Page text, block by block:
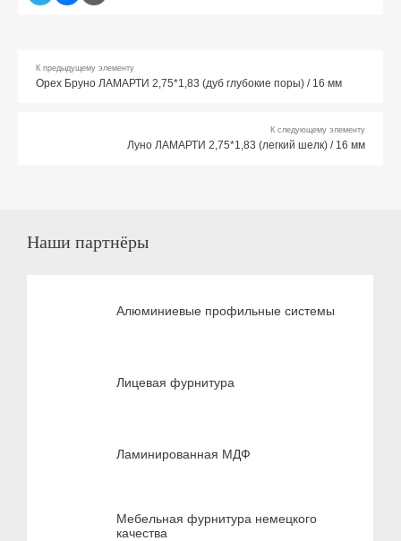
К предыдущему элементу
Орех Бруно ЛАМАРТИ 2,75*1,83 (дуб глубокие поры) / 16 мм
К следующему элементу
Луно ЛАМАРТИ 2,75*1,83 (легкий шелк) / 16 мм
Наши партнёры
Алюминиевые профильные системы
Лицевая фурнитура
Ламинированная МДФ
Мебельная фурнитура немецкого
качества